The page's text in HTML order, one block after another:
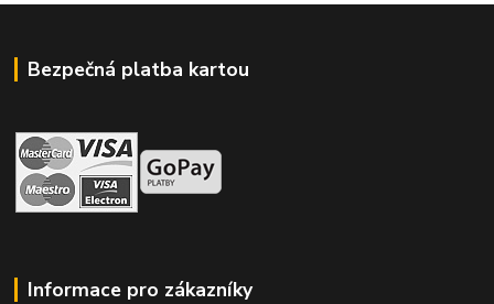
Bezpečná platba kartou
Informace pro zákazníky